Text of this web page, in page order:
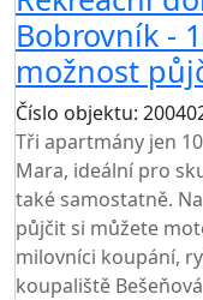
Bobrovník -
možnost
Číslo objektu:
Tři apartmány jen
Mara, ideální pro
také samostatně.
půjčit si můžete
milovníci koupání,
koupaliště